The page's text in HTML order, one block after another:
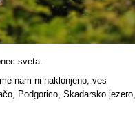
sveta.
nam ni naklonjeno, ves
Podgorico, Skadarsko jezero,